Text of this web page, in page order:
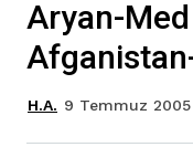
Aryan-
H.A. 9 Temmuz 2005